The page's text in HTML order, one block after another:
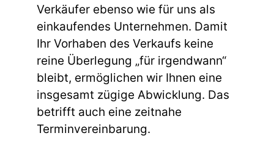
Verkäufer ebenso wie für uns als
einkaufendes Unternehmen. Damit
Ihr Vorhaben des Verkaufs keine
reine Überlegung „für irgendwann“
bleibt, ermöglichen wir Ihnen eine
insgesamt zügige Abwicklung. Das
betrifft auch eine zeitnahe
Terminvereinbarung.